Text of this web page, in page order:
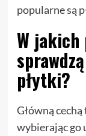
popularne są
W jakich
płytki?
Główną
wybierając go